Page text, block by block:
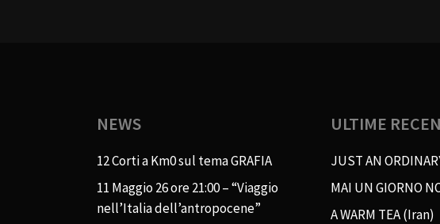
NEWS
12 Corti a Km0 sul tema GRAFIA
11 Maggio 26 ore 21:00 – “Viaggio
nell’Italia dell’antropocene”
ULTIME
JUST AN
MAI UN GIORNO
A WARM TEA (Iran)